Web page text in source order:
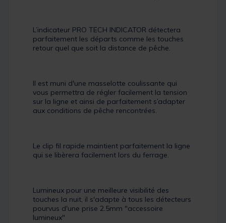
L’indicateur PRO TECH INDICATOR détectera
parfaitement les départs comme les touches
retour quel que soit la distance de pêche.
Il est muni d'une masselotte coulissante qui
vous permettra de régler facilement la tension
sur la ligne et ainsi de parfaitement s’adapter
aux conditions de pêche rencontrées.
Le clip fil rapide maintient parfaitement la ligne
qui se libèrera facilement lors du ferrage.
Lumineux pour une meilleure visibilité des
touches la nuit, il s'adapte à tous les détecteurs
pourvus d'une prise 2.5mm "accessoire
lumineux"